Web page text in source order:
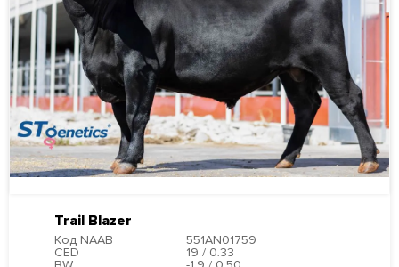
Trail Blazer
Код NAAB
551AN01759
CED
19 / 0.33